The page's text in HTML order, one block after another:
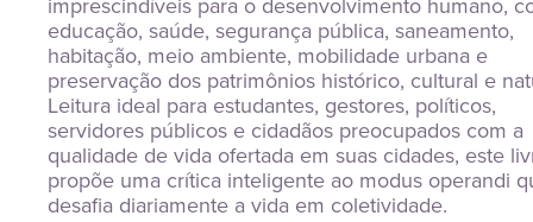
educação, saúde, segurança pública, saneamento,
habitação, meio ambiente, mobilidade urbana e
preservação dos patrimônios histórico, cultural e
Leitura ideal para estudantes, gestores, políticos,
servidores públicos e cidadãos preocupados com a
qualidade de vida ofertada em suas cidades, este
propõe uma crítica inteligente ao modus operandi
desafia diariamente a vida em coletividade.